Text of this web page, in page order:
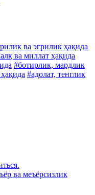
ва эгрилик ҳақида
ва миллат ҳақида
#ботирлик, мардлик
#адолат, тенглик
ва меъёрсизлик